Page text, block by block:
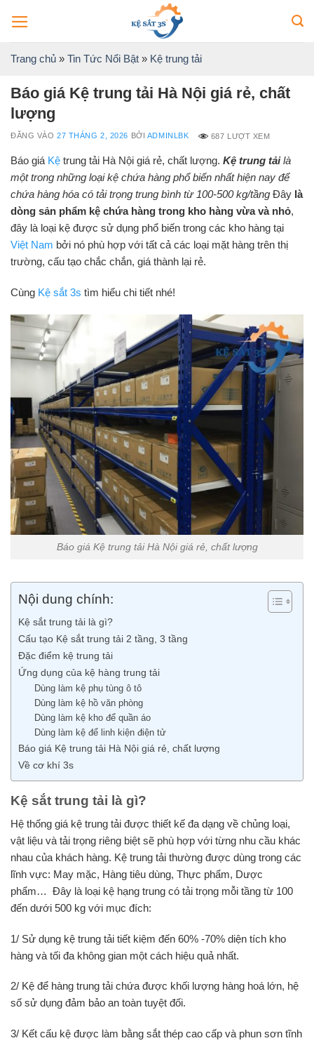
qua
nội
dungTrang chủ » Tin Tức Nổi Bật » Kệ trung tải
Báo giá Kệ trung tải Hà Nội giá rẻ, chất
lượng
ĐĂNG VÀO27 THÁNG 2, 2026 BỞI ADMINLBK 687 LƯỢT XEM
Báo giá Kệ trung tải Hà Nội giá rẻ, chất lượng. Kệ trung tảilà
một trong những loại kệ chứa hàng phổ biến nhất hiện nay để
chứa hàng hóa có tải trọng trung bình từ 100-500 kg/tầng Đây là
dòng sản phẩm kệ chứa hàng trong kho hàng vừa và nhỏ,
đây là loại kệ được sử dụng phổ biến trong các kho hàng tại
Việt Nam bởi nó phù hợp với tất cả các loại mặt hàng trên thị
trường, cấu tạo chắc chắn, giá thành lại rẻ.
Cùng Kệ sắt 3s tìm hiểu chi tiết nhé!
Báo giá Kệ trung tải Hà Nội giá rẻ, chất lượng
Nội dung chính:
Kệ sắt trung tải là gì?
Cấu tạo Kệ sắt trung tải 2 tầng, 3 tầng
Đặc điểm kệ trung tải
Ứng dụng của kệ hàng trung tải
Dùng làm kệ phụ tùng ô tô
Dùng làm kệ hồ văn phòng
Dùng làm kệ kho để quần áo
Dùng làm kệ để linh kiện điện tử
Báo giá Kệ trung tải Hà Nội giá rẻ, chất lượng
Về cơ khí 3s
Kệ sắt trung tải là gì?
Hệ thống giá kệ trung tải được thiết kế đa dạng về chủng loại,
vật liệu và tải trọng riêng biệt sẽ phù hợp với từng nhu cầu khác
nhau của khách hàng. Kệ trung tải thường được dùng trong các
lĩnh vực: May mặc, Hàng tiêu dùng, Thực phẩm, Dược
phẩm… Đây là loại kệ hạng trung có tải trọng mỗi tầng từ 100
đến dưới 500 kg với mục đích:
1/ Sử dụng kệ trung tải tiết kiệm đến 60% -70% diện tích kho
hàng và tối đa không gian một cách hiệu quả nhất.
2/ Kệ để hàng trung tải chứa được khối lượng hàng hoá lớn, hệ
số sử dụng đảm bảo an toàn tuyệt đối.
3/ Kết cấu kệ được làm bằng sắt thép cao cấp và phun sơn tĩnh